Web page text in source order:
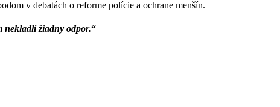
v debatách o reforme polície a ochrane menšín.
nekladli žiadny odpor.“